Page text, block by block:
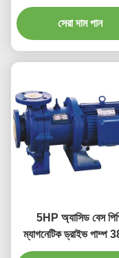
রাসায়নিক পাম্প
সেরা দাম পান
5HP অ্যাসিড বেস
ম্যাগনেটিক ড্রাইভ পাম্প
415V জল পাম্প